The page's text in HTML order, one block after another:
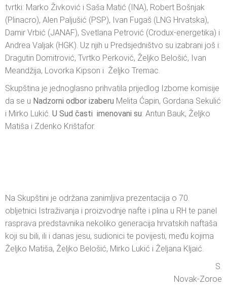
tvrtki: Marko Živković i Saša Matić (INA), Robert Bošnjak
(Plinacro), Alen Paljušić (PSP), Ivan Fugaš (LNG Hrvatska),
Damir Vrbić (JANAF), Svetlana Petrović (Crodux-energetika) i
Andrea Valjak (HGK). Uz njih u Predsjedništvo su izabrani još i:
Dragutin Domitrović, Tvrtko Perković, Željko Belošić, Ivan
Meandžija, Lovorka Kipson i Željko Tremac.
Skupština je jednoglasno prihvatila prijedlog Izborne komisije
da se u Nadzorni odbor izaberu Melita Ćapin, Gordana Sekulić
i Mirko Lukić. U Sud časti imenovani su: Antun Bauk, Željko
Matiša i Zdenko Krištafor.
Na Skupštini je održana zanimljiva prezentacija o 70.
obljetnici Istraživanja i proizvodnje nafte i plina u RH te panel
rasprava predstavnika nekoliko generacija hrvatskih naftaša
koji su bili, ili i danas jesu, sudionici te povijesti, među kojima
Željko Matiša, Željko Belošić, Mirko Lukić i Željana Kljaić.
S.
Novak-Zoroe